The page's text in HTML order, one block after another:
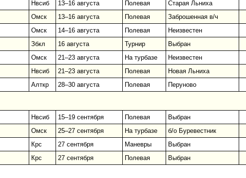
Нвсиб 13–16 августа Полевая Старая Льниха
Омск 13–16 августа Полевая Заброшенная в/ч
Омск 14–16 августа Полевая Неизвестен
Збкл 16 августа Турнир Выбран
Омск 21–23 августа На турбазе Неизвестен
Нвсиб 21–23 августа Полевая Новая Льниха
Алткр 28–30 августа Полевая Перуново
Нвсиб 15–19 сентября Полевая Выбран
Омск 25–27 сентября На турбазе б/о Буревестник
Крс 27 сентября Маневры Выбран
Крс 27 сентября Полевая Выбран